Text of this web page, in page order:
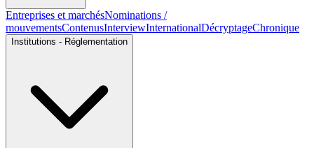
Entreprises et marchésNominations /
mouvementsContenusInterviewInternationalDécryptageChronique
Institutions - Réglementation